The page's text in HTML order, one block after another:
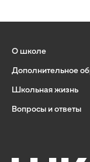
О школе
Дополнительное
Школьная жизнь
Вопросы и ответы